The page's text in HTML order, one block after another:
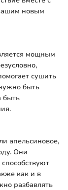
новым
мощным
сушить
быть
быть
апельсиновое,
Они
как и в
разбавлять